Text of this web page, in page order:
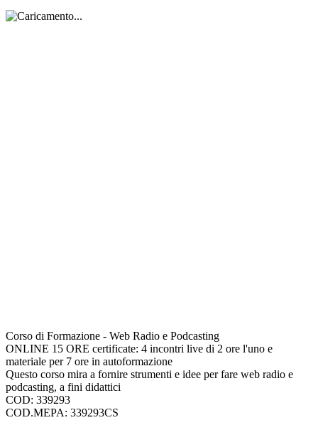
Corso di Formazione - Web Radio e Podcasting
ONLINE 15 ORE certificate: 4 incontri live di 2 ore l'uno e
materiale per 7 ore in autoformazione
Questo corso mira a fornire strumenti e idee per fare web radio e
podcasting, a fini didattici
COD: 339293
COD.MEPA: 339293CS